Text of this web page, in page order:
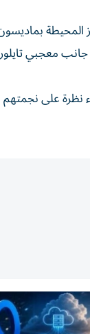
معجبي
على